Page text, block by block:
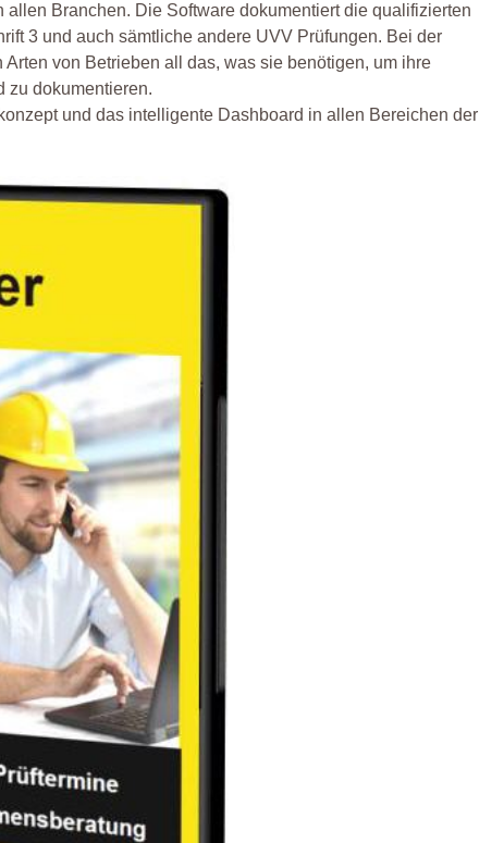
Branchen. Die Software dokumentiert die qualifizierten
3 und auch sämtliche andere UVV Prüfungen. Bei der
von Betrieben all das, was sie benötigen, um ihre
zu dokumentieren.
und das intelligente Dashboard in allen Bereichen der